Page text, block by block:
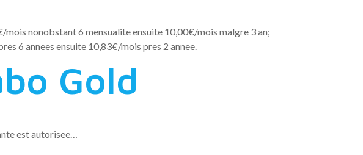
nonobstant 6 mensualite ensuite 10,00€/mois malgre 3 an;
6 annees ensuite 10,83€/mois pres 2 annee.
Gold
est autorisee…